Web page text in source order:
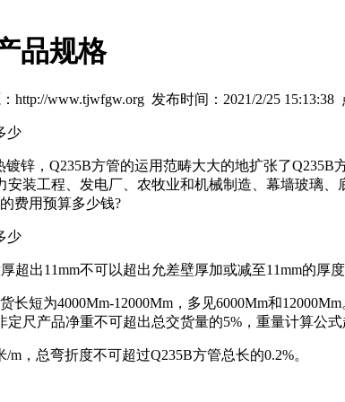
品规格
www.tjwfgw.org 发布时间：2021/2/25 15:13:38
少
镀锌，Q235B方管的运用范畴大大的地扩张了
安装工程、发电厂、农牧业和机械制造、幕墙玻璃
费用预算多少钱?
少
出11mm不可以超出允差壁厚加或减至11mm的厚
短为4000Mm-12000Mm，多见6000Mm和
尺产品净重不可超出总交货量的5%，重量计算公
总弯折度不可超过Q235B方管总长的0.2%。